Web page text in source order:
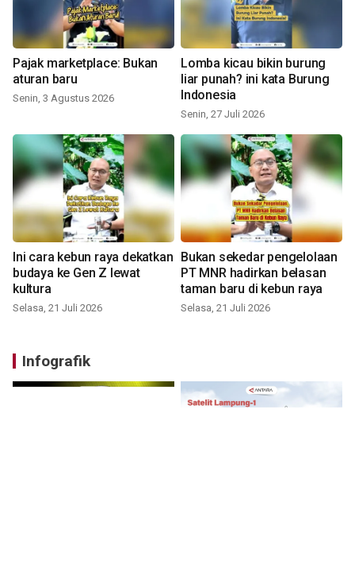
Pajak marketplace: Bukan
aturan baru
Senin, 3 Agustus 2026
Lomba kicau bikin burung
liar punah? ini kata Burung
Indonesia
Senin, 27 Juli 2026
Ini cara kebun raya dekatkan
budaya ke Gen Z lewat
kultura
Selasa, 21 Juli 2026
Bukan sekedar pengelolaan
PT MNR hadirkan belasan
taman baru di kebun raya
Selasa, 21 Juli 2026
Infografik